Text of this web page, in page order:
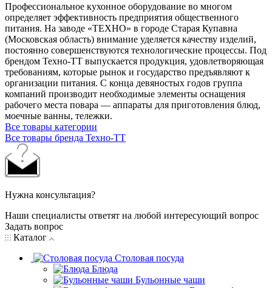
Профессиональное кухонное оборудование во многом
определяет эффективность предприятия общественного
питания. На заводе «ТЕХНО» в городе Старая Купавна
(Московская область) внимание уделяется качеству изделий,
постоянно совершенствуются технологические процессы. Под
брендом Техно-ТТ выпускается продукция, удовлетворяющая
требованиям, которые рынок и государство предъявляют к
организации питания. С конца девяностых годов группа
компаний производит необходимые элементы оснащения
рабочего места повара — аппараты для приготовления блюд,
моечные ванны, тележки.
Все товары категории
Все товары бренда Техно-ТТ
Нужна консультация?
Наши специалисты ответят на любой интересующий вопрос
Задать вопрос
Каталог
Столовая посуда
Блюда
Бульонные чаши